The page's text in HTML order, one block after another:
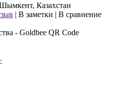
Казахстан
| В заметки | В сравнение